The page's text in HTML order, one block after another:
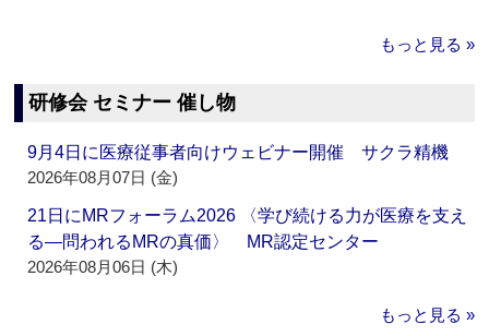
もっと見る »
研修会 セミナー 催し物
9月4日に医療従事者向けウェビナー開催 サクラ精機
2026年08月07日 (金)
21日にMRフォーラム2026 〈学び続ける力が医療を支え
る―問われるMRの真価〉 MR認定センター
2026年08月06日 (木)
もっと見る »